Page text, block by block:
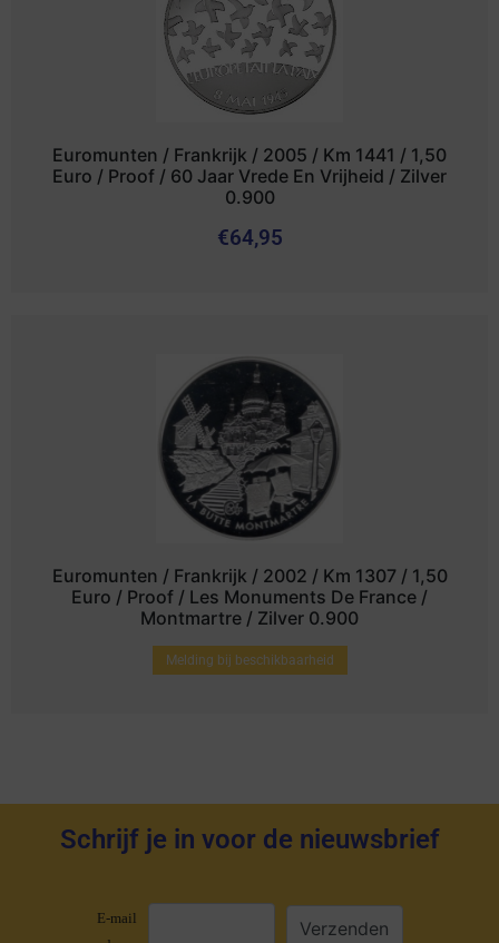
Euromunten / Frankrijk / 2005 / Km 1441 / 1,50
Euro / Proof / 60 Jaar Vrede En Vrijheid / Zilver
0.900
€64,95
Euromunten / Frankrijk / 2002 / Km 1307 / 1,50
Euro / Proof / Les Monuments De France /
Montmartre / Zilver 0.900
Melding bij beschikbaarheid
Schrijf je in voor de nieuwsbrief
E-mail